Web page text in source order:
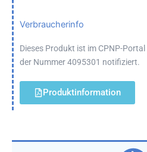
Verbraucherinfo
Dieses Produkt ist im CPNP-
der Nummer 4095301 notifiziert.
Produktinformation